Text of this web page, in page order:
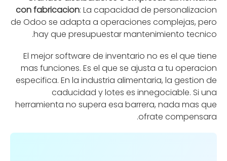
con fabricacion: La capacidad de personalizacion
de Odoo se adapta a operaciones complejas, pero
hay que presupuestar mantenimiento tecnico.
El mejor software de inventario no es el que tiene
mas funciones. Es el que se ajusta a tu operacion
especifica. En la industria alimentaria, la gestion de
caducidad y lotes es innegociable. Si una
herramienta no supera esa barrera, nada mas que
ofrate compensara.